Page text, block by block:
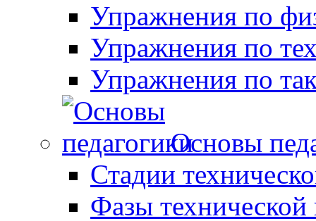
Упражнения по
Упражнения по
Упражнения по
Основы
Стадии
Фазы технической